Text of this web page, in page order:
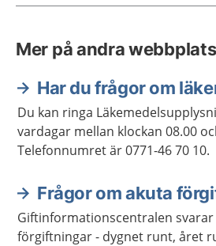
Mer på andra
Har du frågor om
Du kan ringa
vardagar mellan klockan 08.00
Telefonnumret är 0771-46 70 10.
Frågor om akuta
Giftinformationscentralen
förgiftningar - dygnet runt, året